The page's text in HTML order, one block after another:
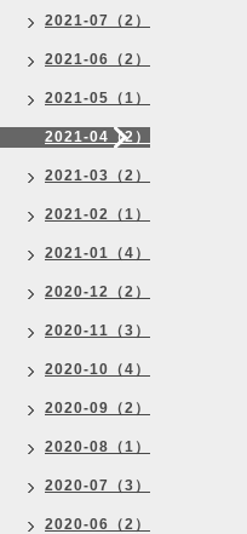
2021-07（2）
2021-06（2）
2021-05（1）
2021-04（2）
2021-03（2）
2021-02（1）
2021-01（4）
2020-12（2）
2020-11（3）
2020-10（4）
2020-09（2）
2020-08（1）
2020-07（3）
2020-06（2）